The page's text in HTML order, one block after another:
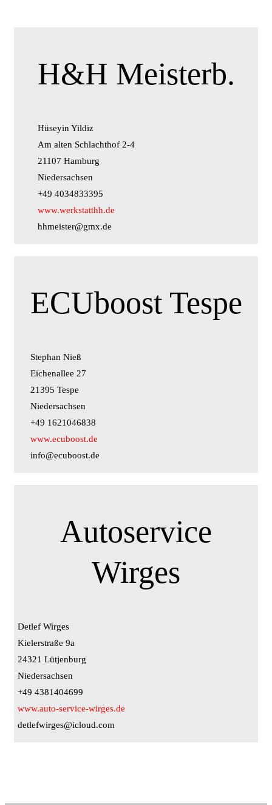
H&H Meisterb.
Hüseyin Yildiz
Am alten Schlachthof 2-4
21107 Hamburg
Niedersachsen
+49 4034833395
www.werkstatthh.de
hhmeister@gmx.de
ECUboost Tespe
Stephan Nieß
Eichenallee 27
21395 Tespe
Niedersachsen
+49 1621046838
www.ecuboost.de
info@ecuboost.de
Autoservice
Wirges
Detlef Wirges
Kielerstraße 9a
24321 Lütjenburg
Niedersachsen
+49 4381404699
www.auto-service-wirges.de
detlefwirges@icloud.com